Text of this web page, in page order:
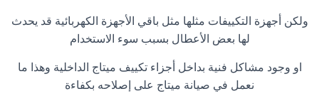
ولكن أجهزة التكييفات مثلها مثل باقي الأجهزة الكهربائية قد يحدث
لها بعض الأعطال بسبب سوء الاستخدام
او وجود مشاكل فنية بداخل أجزاء تكييف ميتاج الداخلية وهذا ما
نعمل في صيانة ميتاج على إصلاحه بكفاءة